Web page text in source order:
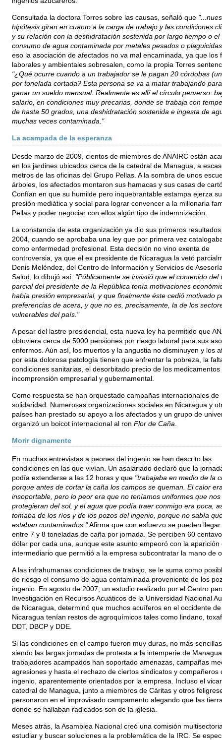
Consultada la doctora Torres sobre las causas, señaló que
hipótesis giran en cuanto a la carga de trabajo y las condiciones
y su relación con la deshidratación sostenida por largo tiempo o el
consumo de agua contaminada por metales pesados o
eso la asociación de afectados no va mal encaminada, ya que los
laborales y ambientales sobresalen, como la propia Torres
"¿Qué ocurre cuando a un trabajador se le pagan 20 córdobas
por tonelada cortada? Esta persona se va a matar trabajando
ganar un sueldo mensual. Realmente es allí el círculo perverso:
salario, en condiciones muy precarias, donde se trabaja con
de hasta 50 grados, una deshidratación sostenida e ingesta de
muchas veces contaminada."
La acampada de la esperanza
Desde marzo de 2009, cientos de miembros de ANAIRC están
en los jardines ubicados cerca de la catedral de Managua, a
metros de las oficinas del Grupo Pellas. A la sombra de unos
árboles, los afectados montaron sus hamacas y sus casas de
Confían en que su humilde pero inquebrantable estampa ejerza
presión mediática y social para lograr convencer a la millonaria
Pellas y poder negociar con ellos algún tipo de indemnización.
La constancia de esta organización ya dio sus primeros
2004, cuando se aprobaba una ley que por primera vez
como enfermedad profesional. Esta decisión no vino exenta de
controversia, ya que el ex presidente de Nicaragua la vetó
Denis Meléndez, del Centro de Información y Servicios de
Salud, lo dibujó así: "Públicamente se insistió que el contenido del
parcial del presidente de la República tenía motivaciones
había presión empresarial, y que finalmente éste cedió motivado
preferencias de acera, y que no es, precisamente, la de los
vulnerables del país."
A pesar del lastre presidencial, esta nueva ley ha permitido que
obtuviera cerca de 5000 pensiones por riesgo laboral para sus
enfermos. Aún así, los muertos y la angustia no disminuyen y los
por esta dolorosa patología tienen que enfrentar la pobreza, la
condiciones sanitarias, el desorbitado precio de los medicamentos
incomprensión empresarial y gubernamental.
Como respuesta se han orquestado campañas internacionales de
solidaridad. Numerosas organizaciones sociales en Nicaragua y
países han prestado su apoyo a los afectados y un grupo de
organizó un boicot internacional al ron Flor de Caña
Morir dignamente
En muchas entrevistas a peones del ingenio se han descrito las
condiciones en las que vivían. Un asalariado declaró que la
podía extenderse a las 12 horas y que "trabajaba en medio de la
porque antes de cortar la caña los campos se queman. El calor
insoportable, pero lo peor era que no teníamos uniformes que nos
protegieran del sol, y el agua que podía traer conmigo era poca,
tomaba de los ríos y de los pozos del ingenio, porque no sabía
estaban contaminados."Afirma que con esfuerzo se pueden llegar
entre 7 y 8 toneladas de caña por jornada. Se perciben 60
dólar por cada una, aunque este asunto empeoró con la aparición
intermediario que permitió a la empresa subcontratar la mano de
A las infrahumanas condiciones de trabajo, se le suma como
de riesgo el consumo de agua contaminada proveniente de los
ingenio. En agosto de 2007, un estudio realizado por el Centro
Investigación en Recursos Acuáticos de la Universidad Nacional
de Nicaragua, determinó que muchos acuíferos en el occidente de
Nicaragua tenían restos de agroquímicos tales como lindano,
DDT, DBCP y DDE.
Si las condiciones en el campo fueron muy duras, no más
siendo las largas jornadas de protesta a la intemperie de
trabajadores acampados han soportado amenazas, campañas
agresiones y hasta el rechazo de ciertos sindicatos y compañeros
ingenio, aparentemente orientados por la empresa. Incluso el
catedral de Managua, junto a miembros de Cáritas y otros
personaron en el improvisado campamento alegando que las
donde se hallaban radicados son de la iglesia.
Meses atrás, la Asamblea Nacional creó una comisión
estudiar y buscar soluciones a la problemática de la IRC. Se